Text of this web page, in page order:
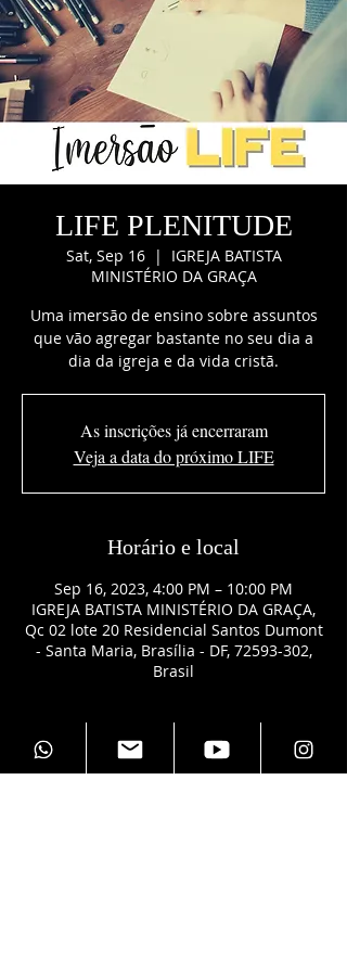
LIFE PLENITUDE
Sat, Sep 16
  |
IGREJA BATISTA
MINISTÉRIO DA GRAÇA
Uma imersão de ensino sobre assuntos
que vão agregar bastante no seu dia a
dia da igreja e da vida cristã.
As inscrições já encerraram
Veja a data do próximo LIFE
Horário e local
Sep 16, 2023, 4:00 PM – 10:00 PM
IGREJA BATISTA MINISTÉRIO DA GRAÇA,
Qc 02 lote 20 Residencial Santos Dumont
- Santa Maria, Brasília - DF, 72593-302,
Brasil
INGRESSOS